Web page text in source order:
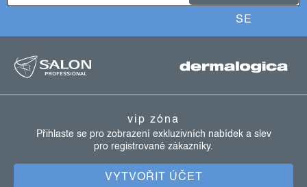
SE
á
vip zóna
Přihlaste se pro zobrazení exkluzivních nabídek a slev
pro registrované zákazníky.
VYTVOŘIT ÚČET